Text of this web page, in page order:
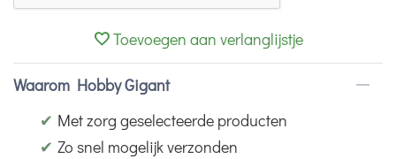
Toevoegen aan verlanglijstje
Waarom Hobby Gigant
✔ Met zorg geselecteerde producten
✔ Zo snel mogelijk verzonden